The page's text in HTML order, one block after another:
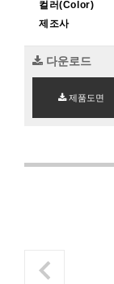
컬러(Color)
제조사
다운로드
제품도면